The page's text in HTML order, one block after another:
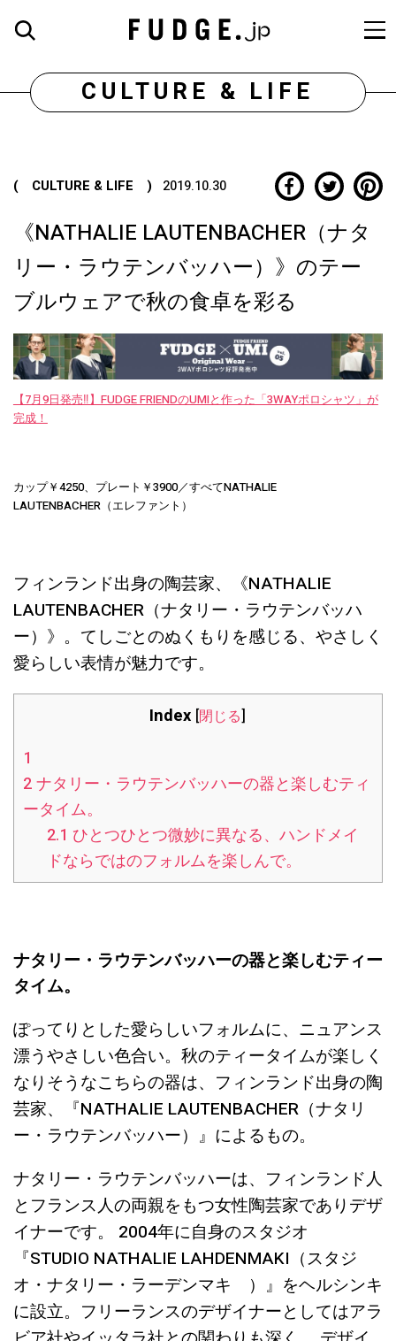
CULTURE & LIFE
( CULTURE & LIFE ) 2019.10.30
《NATHALIE LAUTENBACHER（ナタ
リー・ラウテンバッハー）》のテー
ブルウェアで秋の食卓を彩る
【7月9日発売‼︎】FUDGE FRIENDのUMIと作った「3WAYポロシャツ」が
完成！
カップ￥4250、プレート￥3900／すべてNATHALIE
LAUTENBACHER（エレファント）
フィンランド出身の陶芸家、《NATHALIE
LAUTENBACHER（ナタリー・ラウテンバッハ
ー）》。てしごとのぬくもりを感じる、やさしく
愛らしい表情が魅力です。
Index [閉じる]
1
2ナタリー・ラウテンバッハーの器と楽しむティ
ータイム。
2.1 ひとつひとつ微妙に異なる、ハンドメイ
ドならではのフォルムを楽しんで。
ナタリー・ラウテンバッハーの器と楽しむティー
タイム。
ぽってりとした愛らしいフォルムに、ニュアンス
漂うやさしい色合い。秋のティータイムが楽しく
なりそうなこちらの器は、フィンランド出身の陶
芸家、『NATHALIE LAUTENBACHER（ナタリ
ー・ラウテンバッハー）』によるもの。
ナタリー・ラウテンバッハーは、フィンランド人
とフランス人の両親をもつ女性陶芸家でありデザ
イナーです。 2004年に自身のスタジオ
『STUDIO NATHALIE LAHDENMAKI（スタジ
オ・ナタリー・ラーデンマキ ）』をヘルシンキ
に設立。フリーランスのデザイナーとしてはアラ